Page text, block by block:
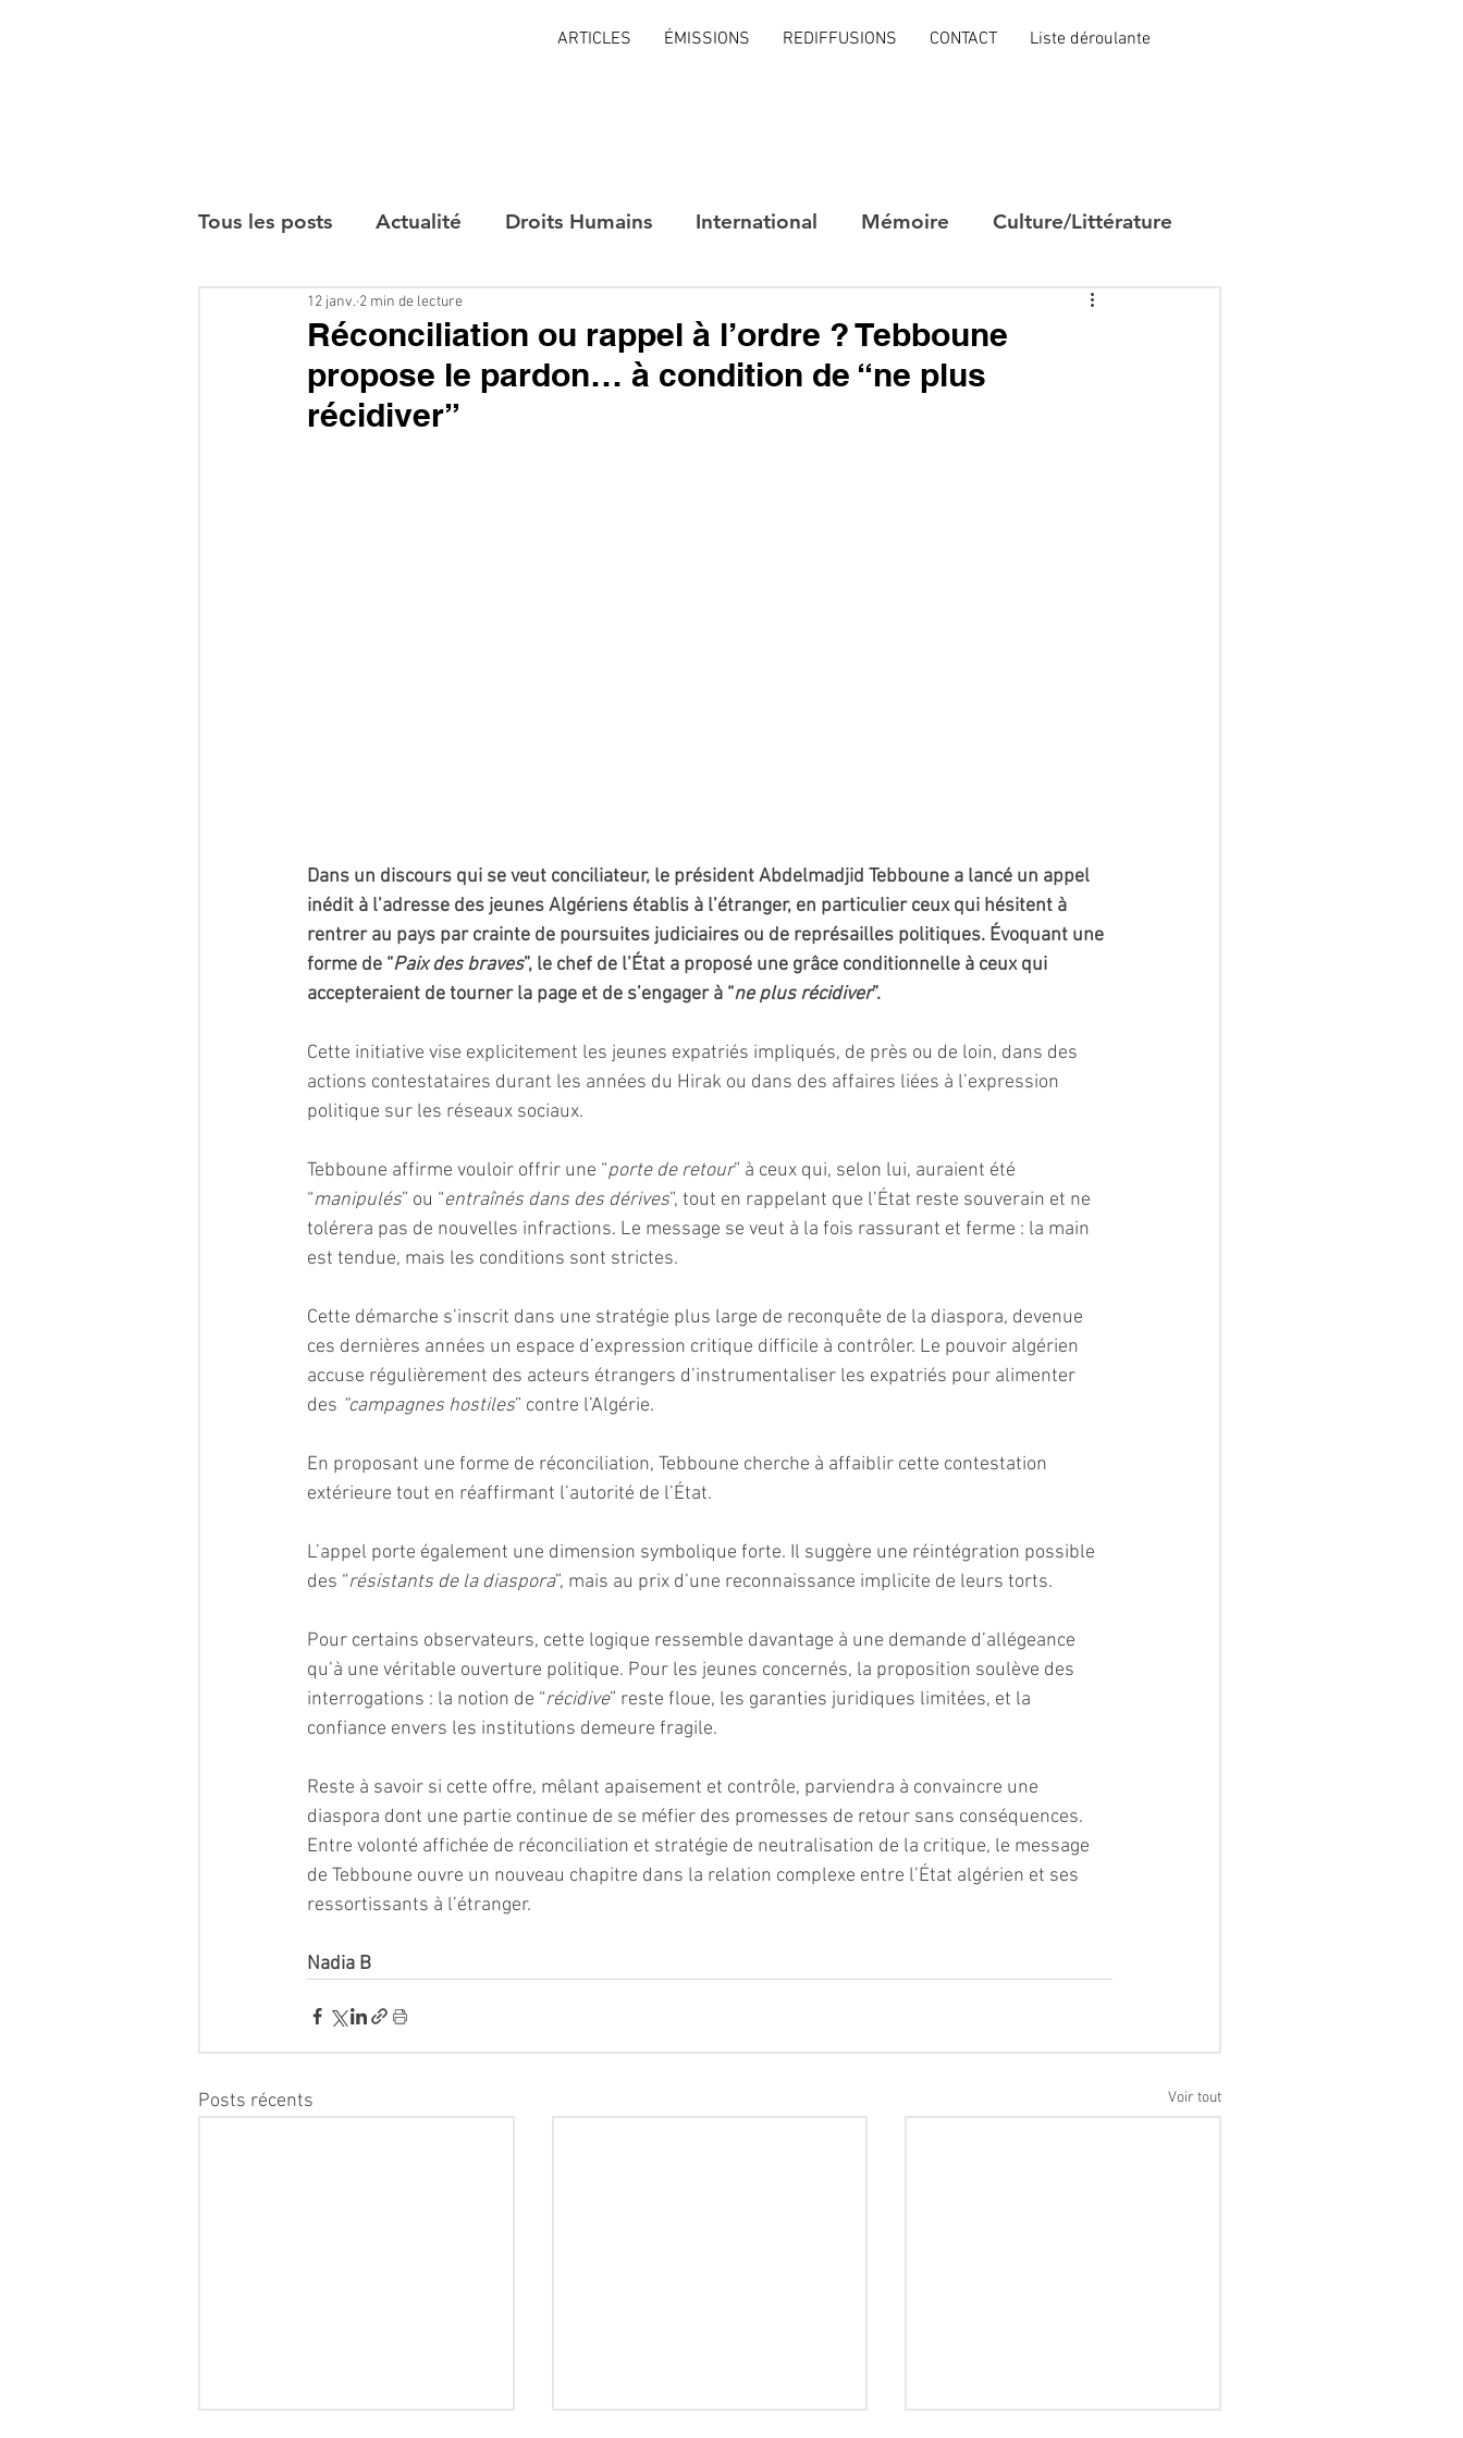
ARTICLES ÉMISSIONS REDIFFUSIONS CONTACT Liste déroulante
Tous les posts Actualité Droits Humains International Mémoire Culture/Littérature
Interviews
Réconciliation ou rappel à l’ordre ? Tebboune
propose le pardon… à condition de “ne plus
récidiver”
12 janv. 2 min de lecture
Dans un discours qui se veut conciliateur, le président Abdelmadjid Tebboune a lancé un appel
inédit à l’adresse des jeunes Algériens établis à l’étranger, en particulier ceux qui hésitent à
rentrer au pays par crainte de poursuites judiciaires ou de représailles politiques. Évoquant une
forme de “Paix des braves”, le chef de l’État a proposé une grâce conditionnelle à ceux qui
accepteraient de tourner la page et de s’engager à “ne plus récidiver”.
Cette initiative vise explicitement les jeunes expatriés impliqués, de près ou de loin, dans des
actions contestataires durant les années du Hirak ou dans des affaires liées à l’expression
politique sur les réseaux sociaux.
Tebboune affirme vouloir offrir une “porte de retour” à ceux qui, selon lui, auraient été
“manipulés” ou “entraînés dans des dérives”, tout en rappelant que l’État reste souverain et ne
tolérera pas de nouvelles infractions. Le message se veut à la fois rassurant et ferme : la main
est tendue, mais les conditions sont strictes.
Cette démarche s’inscrit dans une stratégie plus large de reconquête de la diaspora, devenue
ces dernières années un espace d’expression critique difficile à contrôler. Le pouvoir algérien
accuse régulièrement des acteurs étrangers d’instrumentaliser les expatriés pour alimenter
des “campagnes hostiles” contre l’Algérie.
En proposant une forme de réconciliation, Tebboune cherche à affaiblir cette contestation
extérieure tout en réaffirmant l’autorité de l’État.
L’appel porte également une dimension symbolique forte. Il suggère une réintégration possible
des “résistants de la diaspora”, mais au prix d’une reconnaissance implicite de leurs torts.
Pour certains observateurs, cette logique ressemble davantage à une demande d’allégeance
qu’à une véritable ouverture politique. Pour les jeunes concernés, la proposition soulève des
interrogations : la notion de “récidive” reste floue, les garanties juridiques limitées, et la
confiance envers les institutions demeure fragile.
Reste à savoir si cette offre, mêlant apaisement et contrôle, parviendra à convaincre une
diaspora dont une partie continue de se méfier des promesses de retour sans conséquences.
Entre volonté affichée de réconciliation et stratégie de neutralisation de la critique, le message
de Tebboune ouvre un nouveau chapitre dans la relation complexe entre l’État algérien et ses
ressortissants à l’étranger.
Nadia B
Posts récents Voir tout